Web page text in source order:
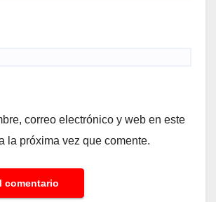
correo electrónico y web en este
la próxima vez que comente.